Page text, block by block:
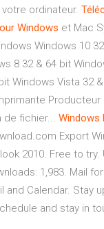
ordinateur.
Windows et Mac
Windows 10
8 32 & 64 bit
Windows Vista 32
Producteur
de fichier... Windows
Export
2010. Free to try.
1,983. Mail
and Calendar. Stay
and stay in